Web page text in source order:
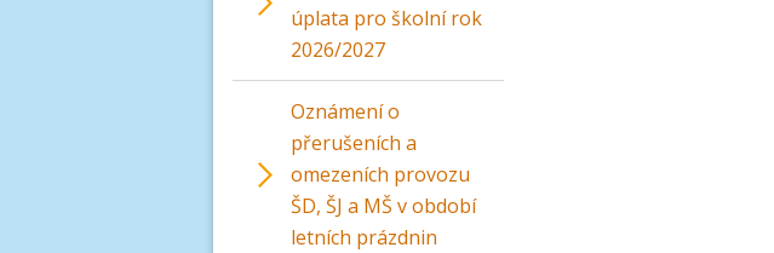
úplata pro školní rok
2026/2027
Oznámení o
přerušeních a
omezeních provozu
ŠD, ŠJ a MŠ v období
letních prázdnin